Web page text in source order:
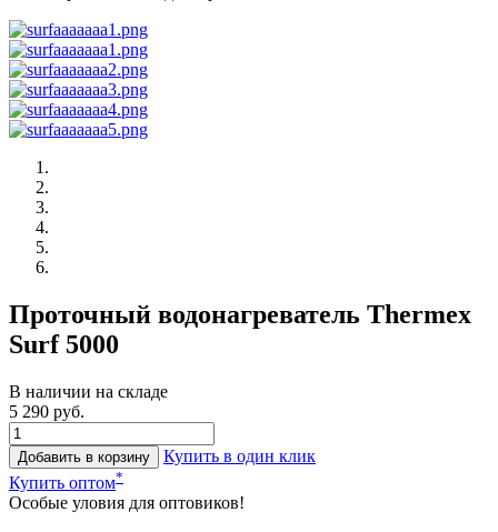
Проточный водонагреватель Thermex
Surf 5000
В наличии на складе
5 290 руб.
Добавить в корзину
Купить в один клик
Купить оптом*
Особые уловия для оптовиков!